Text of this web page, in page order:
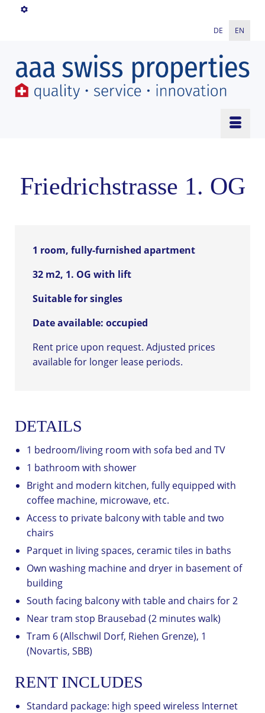
DE EN
Friedrichstrasse 1. OG
1 room, fully-furnished apartment
32 m2, 1. OG with lift
Suitable for singles
Date available: occupied
Rent price upon request. Adjusted prices
available for longer lease periods.
DETAILS
1 bedroom/living room with sofa bed and TV
1 bathroom with shower
Bright and modern kitchen, fully equipped with
coffee machine, microwave, etc.
Access to private balcony with table and two
chairs
Parquet in living spaces, ceramic tiles in baths
Own washing machine and dryer in basement of
building
South facing balcony with table and chairs for 2
Near tram stop Brausebad (2 minutes walk)
Tram 6 (Allschwil Dorf, Riehen Grenze), 1
(Novartis, SBB)
RENT INCLUDES
Standard package: high speed wireless Internet